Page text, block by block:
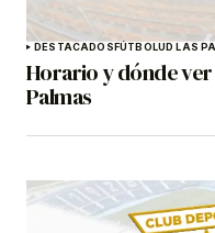
DESTACADOSFÚTBOLUD LAS
Horario y dónde ver
Palmas